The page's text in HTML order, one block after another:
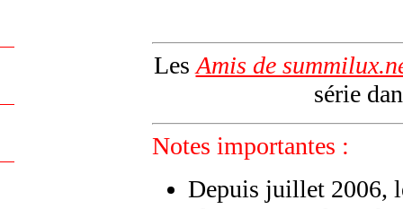
Les Amis de
série
Notes importantes :
Depuis juillet 2006,